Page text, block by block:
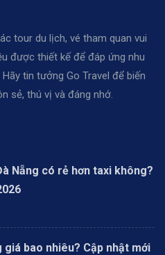
tour du lịch, vé tham quan vui
được thiết kế để đáp ứng nhu
tin tưởng Go Travel để biến
sẻ, thú vị và đáng nhớ.
Nẵng có rẻ hơn taxi không?
giá bao nhiêu? Cập nhật mới